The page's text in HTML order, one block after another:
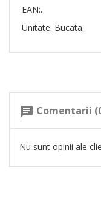
EAN:.
Unitate: Bucata.
chat Comentarii
Nu sunt opinii ale